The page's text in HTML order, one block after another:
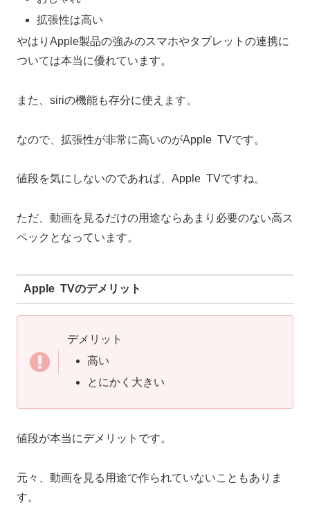
拡張性は高い
やはりApple製品の強みのスマホやタブレットの連携に
ついては本当に優れています。
また、siriの機能も存分に使えます。
なので、拡張性が非常に高いのがApple TVです。
値段を気にしないのであれば、Apple TVですね。
ただ、動画を見るだけの用途ならあまり必要のない高ス
ペックとなっています。
Apple TVのデメリット
デメリット
高い
とにかく大きい
値段が本当にデメリットです。
元々、動画を見る用途で作られていないこともありま
す。